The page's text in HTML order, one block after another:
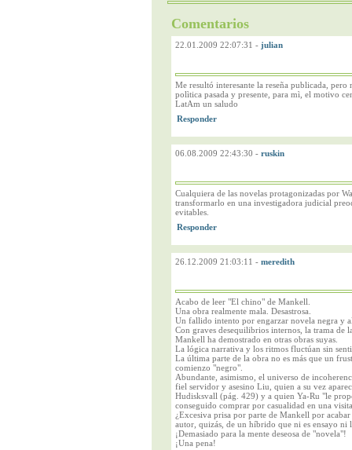
Comentarios
22.01.2009 22:07:31 - julian
Me resultó interesante la reseña publicada,
polìtica pasada y presente, para mì, el motivo
LatAm un saludo
06.08.2009 22:43:30 - ruskin
Cualquiera de las novelas protagonizadas por
transformarlo en una investigadora judicial
evitables.
26.12.2009 21:03:11 - meredith
Acabo de leer "El chino" de Mankell.
Una obra realmente mala. Desastrosa.
Un fallido intento por engarzar novela negra y
Con graves desequilibrios internos, la trama de
Mankell ha demostrado en otras obras suyas.
La lógica narrativa y los ritmos fluctúan sin
La última parte de la obra no es más que un
comienzo "negro".
Abundante, asimismo, el universo de
fiel servidor y asesino Liu, quien a su vez
Hudisksvall (pág. 429) y a quien Ya-Ru "le
conseguido comprar por casualidad en una
¿Excesiva prisa por parte de Mankell por
autor, quizás, de un híbrido que ni es ensayo ni
¡Demasiado para la mente deseosa de "novela"!
¡Una pena!